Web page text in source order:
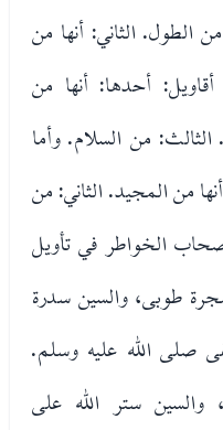
الطول. الثاني: أنها من
أقاويل: أحدها: أنها من
من السلام. وأما
من المجيد. الثاني: من
الخواطر في تأويل
طوبى، والسين سدرة
صلى الله عليه وسلم.
والسين ستر الله على